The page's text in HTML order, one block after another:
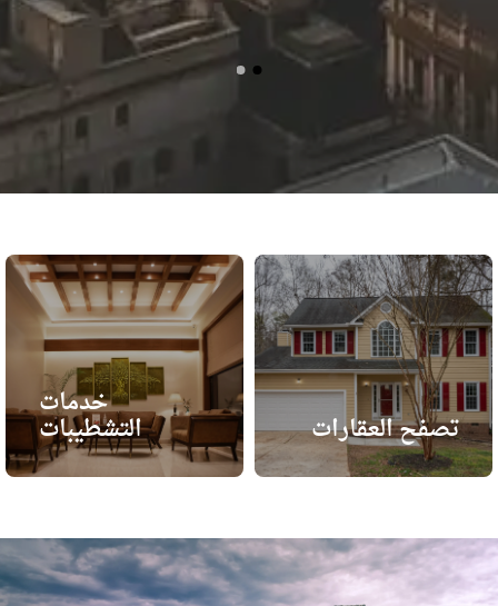
تصفح العقارات
خدمات
التشطيبات